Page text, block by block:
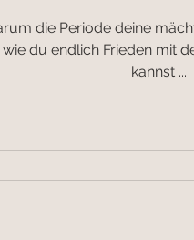
die Periode deine
du endlich Frieden mit
kannst ...